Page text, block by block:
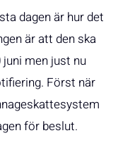
dagen är hur det
är att den ska
juni men just nu
Först när
för beslut.